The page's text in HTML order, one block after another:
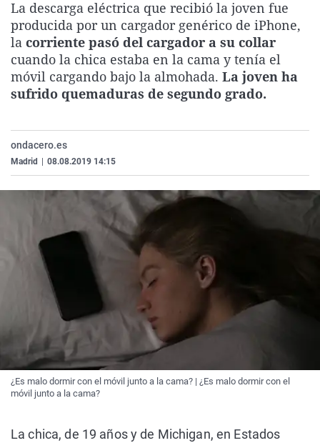
La rosa de los vientos
Gente viajera
Como el perro y el
Caso
Retornados
Equipo de
Operación Viuda
Extremadura
Galicia
La Rioja
Navarra
Virales
Televisión
Elecciones
La descarga eléctrica que recibió la joven fue
producida por un cargador genérico de iPhone,
la corriente pasó del cargador a su collar
cuando la chica estaba en la cama y tenía el
móvil cargando bajo la almohada. La joven ha
sufrido quemaduras de segundo grado.
ondacero.es
Madrid 08.08.2019 14:15
¿Es malo dormir con el móvil junto a la cama? | ¿Es malo dormir con el
móvil junto a la cama?
La chica, de 19 años y de Michigan, en Estados